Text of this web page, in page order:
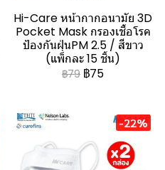
Hi-Care หน้ากากอนามัย 3D
Pocket Mask กรองเชื้อโรค
ป้องกันฝุ่นPM 2.5 / สีขาว
(แพ็กละ 15 ชิ้น)
฿79 ฿75
-22%